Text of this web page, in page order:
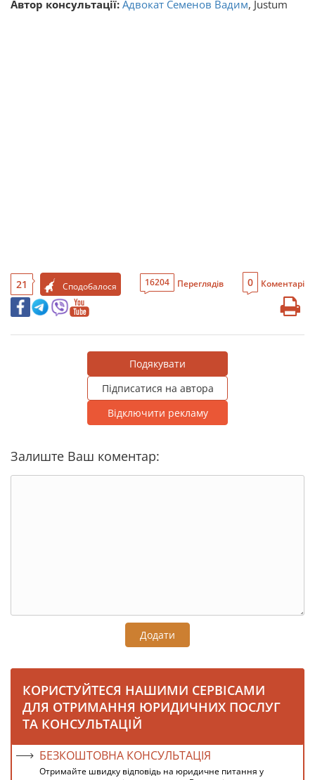
Автор консультації: Адвокат Семенов Вадим, Justum
21 Сподобалося 16204 Переглядів 0 Коментарі
Подякувати
Підписатися на автора
Відключити рекламу
Залиште Ваш коментар:
Додати
КОРИСТУЙТЕСЯ НАШИМИ СЕРВІСАМИ
ДЛЯ ОТРИМАННЯ ЮРИДИЧНИХ ПОСЛУГ
ТА КОНСУЛЬТАЦІЙ
БЕЗКОШТОВНА КОНСУЛЬТАЦІЯ
Отримайте швидку відповідь на юридичне питання у